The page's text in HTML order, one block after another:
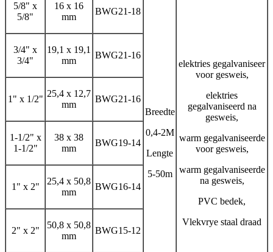
Breedte
0,4-2M
Lengte
5-50m
elektries gegalvaniseer
voor gesweis,
elektries
gegalvaniseerd na
gesweis,
warm gegalvaniseerde
voor gesweis,
warm gegalvaniseerde
na gesweis,
PVC bedek,
Vlekvrye staal draad
5/8" x
5/8"
16 x 16
mm
BWG21-18
3/4" x
3/4"
19,1 x 19,1
mm
BWG21-16
1" x 1/2"
25,4 x 12,7
mm
BWG21-16
1-1/2" x
1-1/2"
38 x 38
mm
BWG19-14
1" x 2"
25,4 x 50,8
mm
BWG16-14
2" x 2"
50,8 x 50,8
mm
BWG15-12